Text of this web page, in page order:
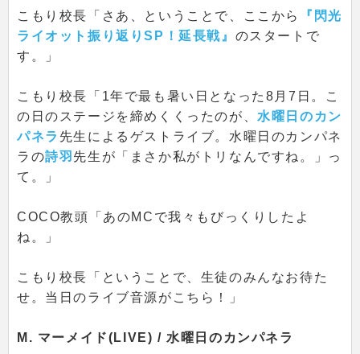
こもり校長「さあ、ということで、ここから
『閃光
ライオット振り返りSP！延長戦』 のスタートで
す。」
こもり校長「1年で最も暑い日となった8月7日。こ
の日のステージを締めくくったのが、 水曜日のカン
パネラ 先生によるゲストライブ。水曜日のカンパネ
ラの詩羽 先生が「まさか私がトリなんですね。」っ
て。」
COCO教頭「あのMCで我々もびっくりしたよ
ね。」
こもり校長「ということで、生徒のみんなお待た
せ。当日のライブ音源がこちら！」
M. マーメイド(LIVE) / 水曜日のカンパネラ